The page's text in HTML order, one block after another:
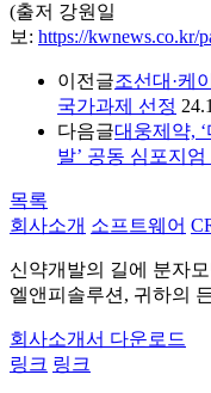
(출저 강원일
보: https://kwnews.co.kr/
이전글조선대·케
국가과제 선정
다음글대웅제약,
발’ 공동 심포지엄
목록
회사소개 소프트웨어
신약개발의 길에 분자
엘앤피솔루션, 귀하의
회사소개서 다운로드
링크 링크